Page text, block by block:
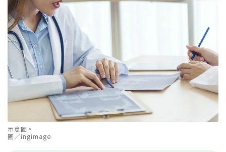
示意圖。
圖／ingimage